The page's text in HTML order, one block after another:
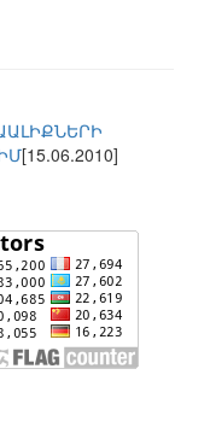
[15.06.2010]